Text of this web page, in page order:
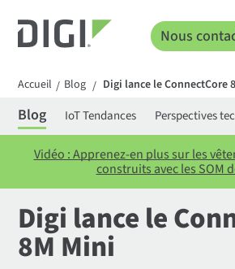
Nous
Accueil / Blog / Digi lance le ConnectCore
Blog IoT Tendances Perspectives
Vidéo : Apprenez-en plus sur les
construits avec les SOM
Digi lance le
8M Mini